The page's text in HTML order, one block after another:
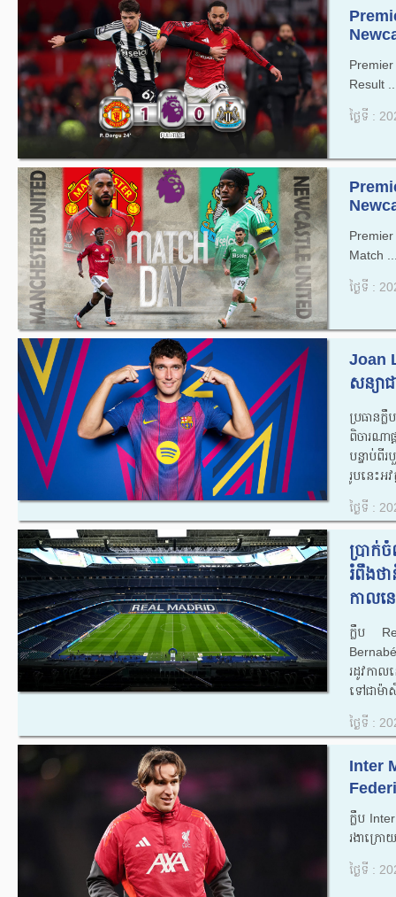
Result
ថ្ងៃទី :
Match
ថ្ងៃទី :
Joan
សន្យា
ប្រធាន
ពិចារណា
បន្ទាប់ពីរ
រូបនេះអ
ថ្ងៃទី :
ប្រាក់
រំពឹងថ
កាលន
ក្លឹប
រដូវកាល
ទៅជាម៉ា
ថ្ងៃទី :
Inter
ក្លឹប
រងាក្រោ
ថ្ងៃទី :